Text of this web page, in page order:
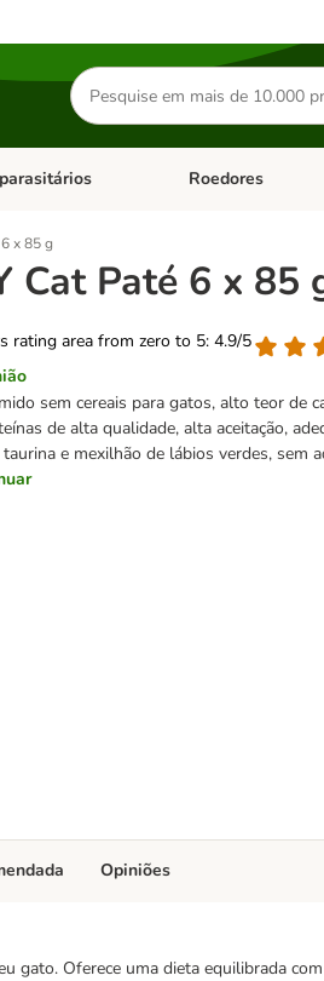
Pesquisar
produtos
de categoria: Dieta Vet.Abrir menu de
Roedores
x 85 g
Cat Paté 6 x 85
rating area from zero to 5: 4.9/5
sem cereais para gatos, alto teor de
de alta qualidade, alta aceitação,
taurina e mexilhão de lábios verdes, sem
gato. Oferece uma dieta equilibrada
Opiniões